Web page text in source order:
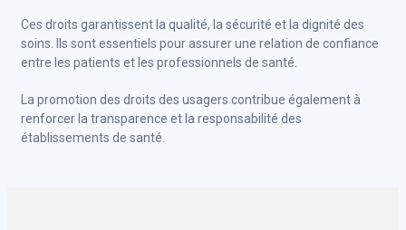
Ces droits garantissent la qualité, la sécurité et la dignité des
soins. Ils sont essentiels pour assurer une relation de confiance
entre les patients et les professionnels de santé.
La promotion des droits des usagers contribue également à
renforcer la transparence et la responsabilité des
établissements de santé.